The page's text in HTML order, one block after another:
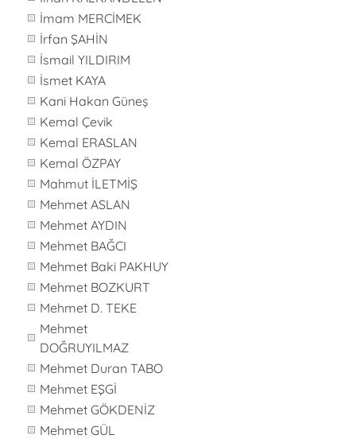
İmam MERCİMEK
İrfan ŞAHİN
İsmail YILDIRIM
İsmet KAYA
Kani Hakan Güneş
Kemal Çevik
Kemal ERASLAN
Kemal ÖZPAY
Mahmut İLETMİŞ
Mehmet ASLAN
Mehmet AYDIN
Mehmet BAĞCI
Mehmet Baki PAKHUY
Mehmet BOZKURT
Mehmet D. TEKE
Mehmet
DOĞRUYILMAZ
Mehmet Duran TABO
Mehmet EŞGİ
Mehmet GÖKDENİZ
Mehmet GÜL